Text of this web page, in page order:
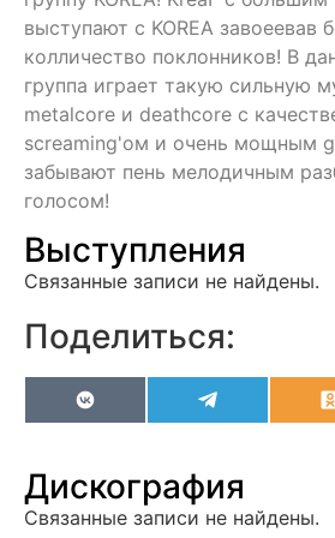
выступают с KOREA завоеевав
колличество поклонников! В
группа играет такую сильную
metalcore и deathcore с
screaming'ом и очень мощным
забывают пень мелодичным
голосом!
Выступления
Связанные записи не найдены.
Поделиться:
VK
Дискография
Связанные записи не найдены.